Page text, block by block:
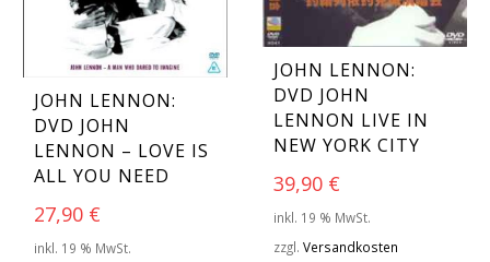
JOHN LENNON:
DVD JOHN
LENNON – LOVE IS
ALL YOU NEED
27,90 €
inkl. 19 % MwSt.
JOHN LENNON:
DVD JOHN
LENNON LIVE IN
NEW YORK CITY
39,90 €
inkl. 19 % MwSt.
zzgl. Versandkosten